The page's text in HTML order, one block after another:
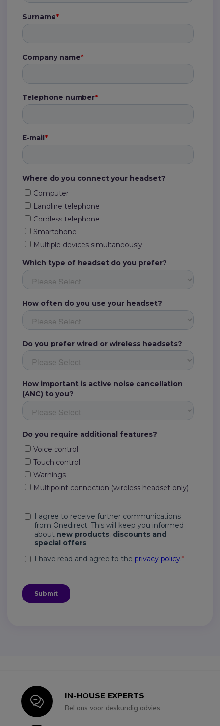
IconIN-HOUSE EXPERTS
Bel ons voor deskundig advies